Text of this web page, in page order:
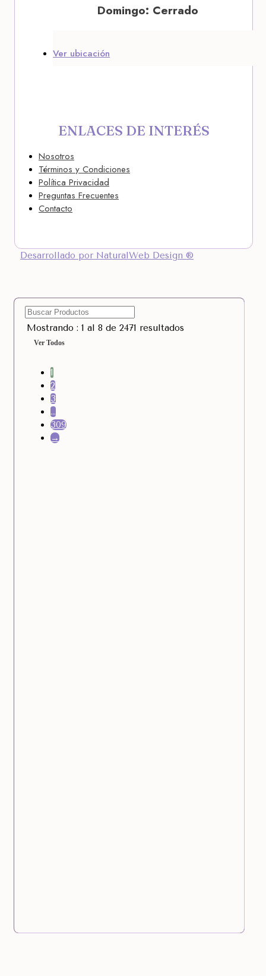
Domingo: Cerrado
Ver ubicación
ENLACES DE INTERÉS
Nosotros
Términos y Condiciones
Política Privacidad
Preguntas Frecuentes
Contacto
Desarrollado por NaturalWeb Design ®
Mostrando : 1 al 8 de 2471 resultados
Ver Todos
1
2
3
…
309
→